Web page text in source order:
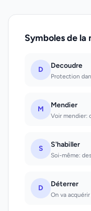
Symboles de
D Decoudre
Protection
M Mendier
Voir mendier:
S S'habiller
Soi-même:
D Déterrer
On va